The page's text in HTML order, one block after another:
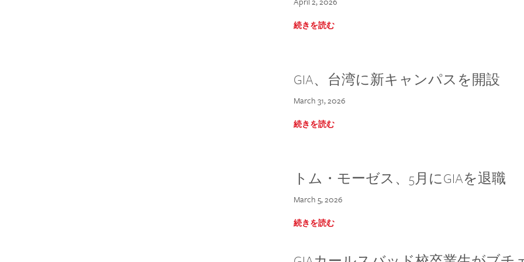
続きを読む
GIA、台湾に新キャンパスを開設
March 31, 2026
続きを読む
トム・モーゼス、5月にGIAを退職
March 5, 2026
続きを読む